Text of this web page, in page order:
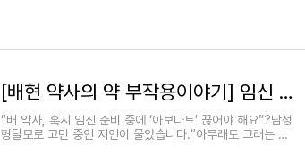
[배현 약사의 약 부작용이야기] 임신 준비 중이면 탈모약 복용 중단해야 할까 - 헬스경향
“배 약사, 혹시 임신 준비 중에 ‘아보다트’ 끊어야 해요”?남성
형탈모로 고민 중인 지인이 물었습니다.“아무래도 그러는 게